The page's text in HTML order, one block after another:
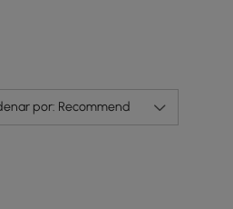
por: Recommend